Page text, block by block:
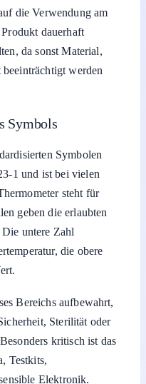
die Verwendung am
dauerhaft
da sonst Material,
werden
Symbols
Symbolen
1 und ist bei vielen
steht für
geben die erlaubten
untere Zahl
die obere
Bereichs aufbewahrt,
Sterilität oder
kritisch ist das
Testkits,
Elektronik.